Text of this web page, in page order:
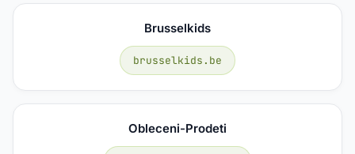
Brusselkids
brusselkids.be
Obleceni-Prodeti